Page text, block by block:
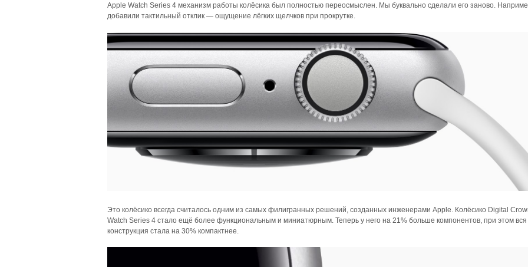
Apple Watch Series 4 механизм работы колёсика был полностью переосмыслен. Мы буквально сделали его заново.
добавили тактильный отклик — ощущение лёгких щелчков при прокрутке.
Это колёсико всегда считалось одним из самых филигранных решений, созданных инженерами Apple. Колёсико Digital
Watch Series 4 стало ещё более функциональным и миниатюрным. Теперь у него на 21% больше компонентов, при этом вся
конструкция стала на 30% компактнее.